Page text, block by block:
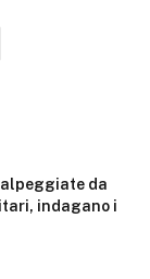
da
indagano i